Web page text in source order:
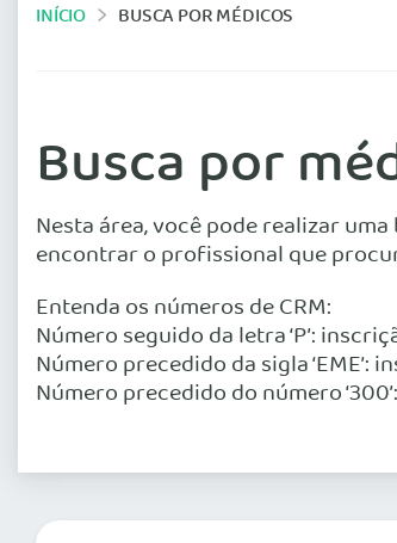
INÍCIO BUSCA POR MÉDICOS
Busca por
Nesta área, você pode realizar
encontrar o profissional que
Entenda os números de CRM:
Número seguido da letra ‘P’:
Número precedido da sigla
Número precedido do número